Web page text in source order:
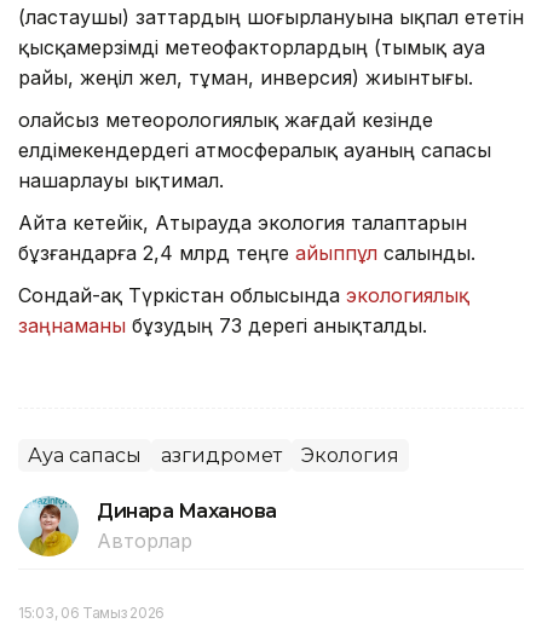
(ластаушы) заттардың шоғырлануына ықпал ететін
қысқамерзімді метеофакторлардың (тымық ауа
райы, жеңіл жел, тұман, инверсия) жиынтығы.
Қолайсыз метеорологиялық жағдай кезінде
елдімекендердегі атмосфералық ауаның сапасы
нашарлауы ықтимал.
Айта кетейік, Атырауда экология талаптарын
бұзғандарға 2,4 млрд теңге айыппұл салынды.
Сондай-ақ Түркістан облысында экологиялық
заңнаманы бұзудың 73 дерегі анықталды.
Ауа сапасы Қазгидромет Экология
Динара Маханова
Авторлар
15:03, 06 Тамыз 2026